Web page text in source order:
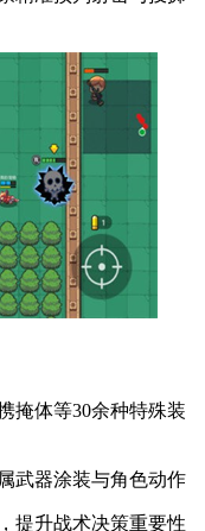
掩体等30余种特殊装
武器涂装与角色动作
提升战术决策重要性